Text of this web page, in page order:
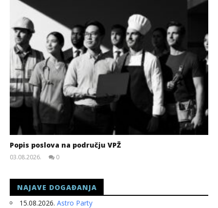
Popis poslova na području VPŽ
03.08.2026.
0
NAJAVE DOGAĐANJA
15.08.2026. Astro Party